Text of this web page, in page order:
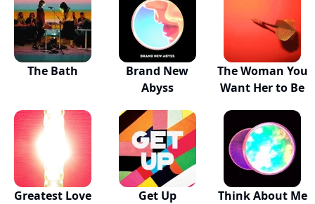
The Bath
Brand New
Abyss
The Woman You
Want Her to Be
Greatest Love
Get Up Think About Me